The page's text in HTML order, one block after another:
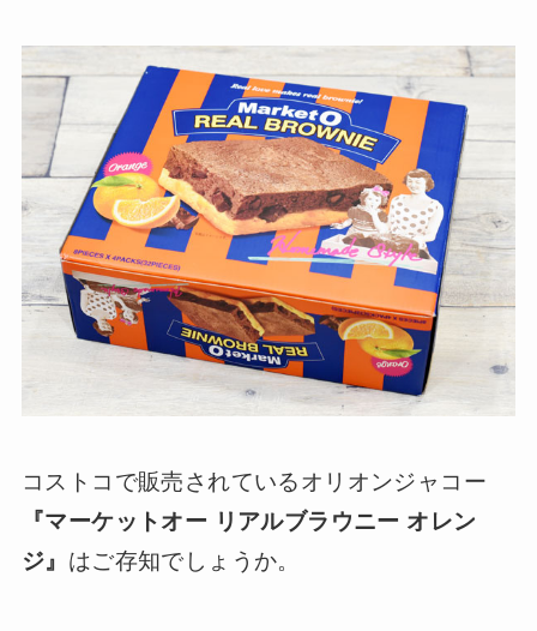
コストコで販売されているオリオンジャコー
『マーケットオー リアルブラウニー オレン
ジ』 はご存知でしょうか。